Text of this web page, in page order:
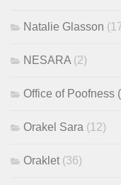
Natalie Glasson
NESARA (2)
Office of Poofness
Orakel Sara (12)
Oraklet (36)